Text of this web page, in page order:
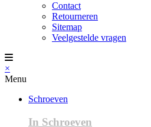
Contact
Retourneren
Sitemap
Veelgestelde vragen
×
Menu
Schroeven
In Schroeven